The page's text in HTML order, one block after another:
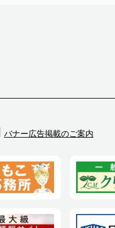
バナー広告掲載のご案内